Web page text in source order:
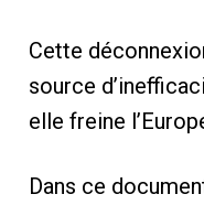
Cette
source
elle freine
Dans ce